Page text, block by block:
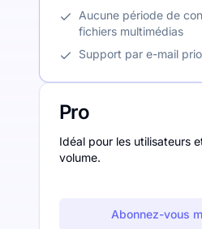
Aucune période de
fichiers multimédias
Support par e-mail
Pro
Idéal pour les utilisateurs
volume.
Abonnez-vous